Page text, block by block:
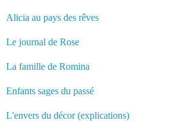
Alicia au pays des rêves
Le journal de Rose
La famille de Romina
Enfants sages du passé
L'envers du décor (explications)